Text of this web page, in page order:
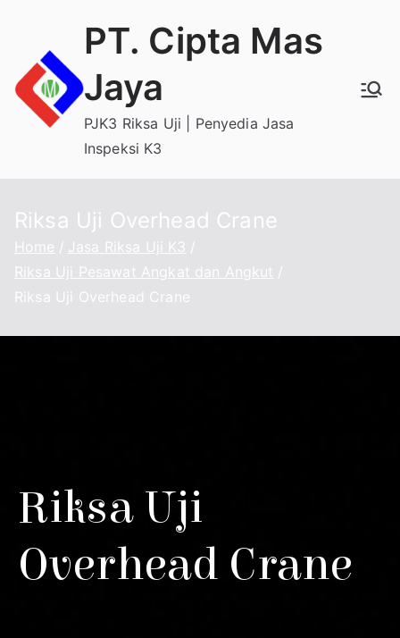
content
PT. Cipta Mas
Jaya
PJK3 Riksa Uji | Penyedia Jasa
Inspeksi K3
Riksa Uji Overhead Crane
Home
Jasa Riksa Uji K3
Riksa Uji Pesawat Angkat dan Angkut
Riksa Uji Overhead Crane
Riksa Uji
Overhead Crane